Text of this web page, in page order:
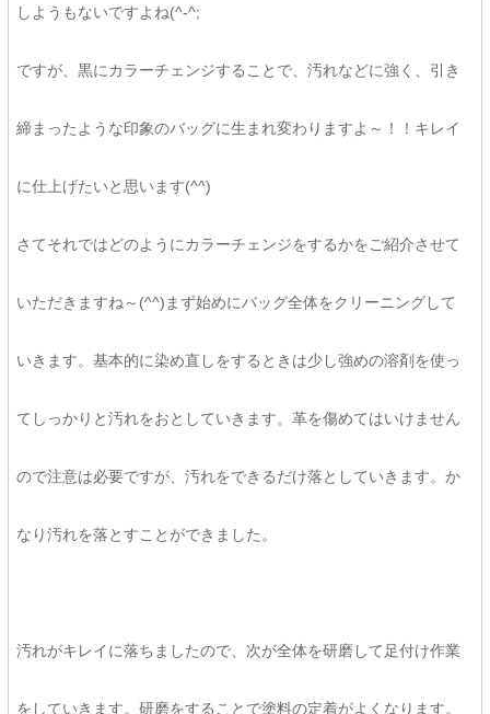
しようもないですよね(^-^;
ですが、黒にカラーチェンジすることで、汚れなどに強く、引き
締まったような印象のバッグに生まれ変わりますよ～！！キレイ
に仕上げたいと思います(^^)
さてそれではどのようにカラーチェンジをするかをご紹介させて
いただきますね～(^^)まず始めにバッグ全体をクリーニングして
いきます。基本的に染め直しをするときは少し強めの溶剤を使っ
てしっかりと汚れをおとしていきます。革を傷めてはいけません
ので注意は必要ですが、汚れをできるだけ落としていきます。か
なり汚れを落とすことができました。
汚れがキレイに落ちましたので、次が全体を研磨して足付け作業
をしていきます。研磨をすることで塗料の定着がよくなります。